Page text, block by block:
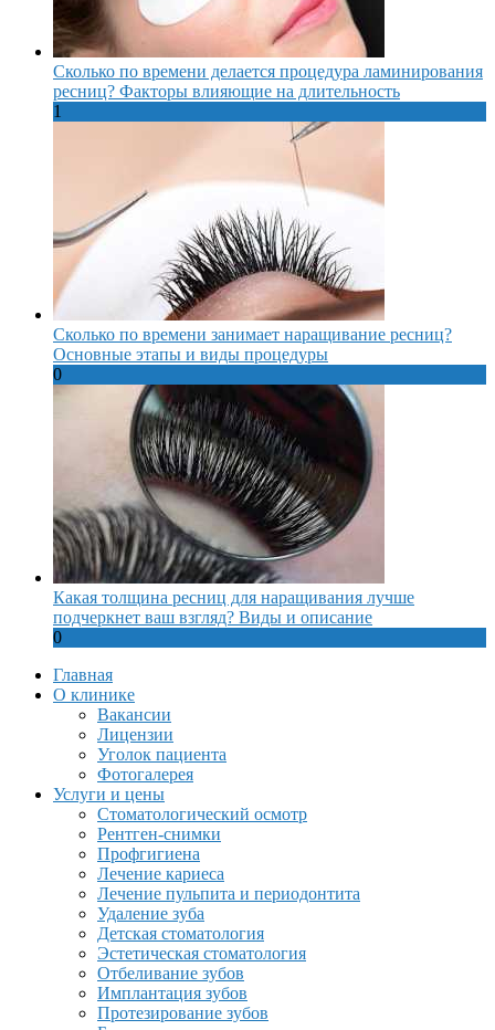
Сколько по времени делается процедура ламинирования
ресниц? Факторы влияющие на длительность
1
Сколько по времени занимает наращивание ресниц?
Основные этапы и виды процедуры
0
Какая толщина ресниц для наращивания лучше
подчеркнет ваш взгляд? Виды и описание
0
Главная
О клинике
Вакансии
Лицензии
Уголок пациента
Фотогалерея
Услуги и цены
Стоматологический осмотр
Рентген-снимки
Профгигиена
Лечение кариеса
Лечение пульпита и периодонтита
Удаление зуба
Детская стоматология
Эстетическая стоматология
Отбеливание зубов
Имплантация зубов
Протезирование зубов